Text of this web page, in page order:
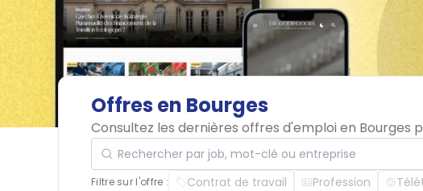
Offres en Bourges
Consultez les dernières offres d'emploi en Bourges
Rechercher par job, mot-clé ou entreprise
Filtre sur l'offre : Contrat de travail Profession